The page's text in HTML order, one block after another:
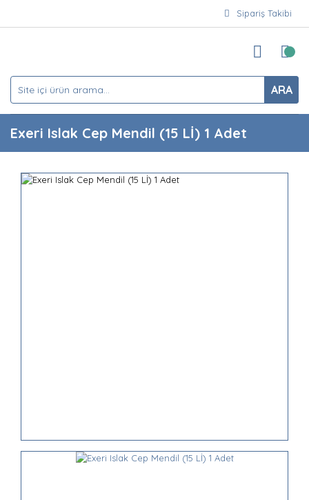
Sipariş Takibi
ARA
Exeri Islak Cep Mendil (15 Lİ) 1 Adet